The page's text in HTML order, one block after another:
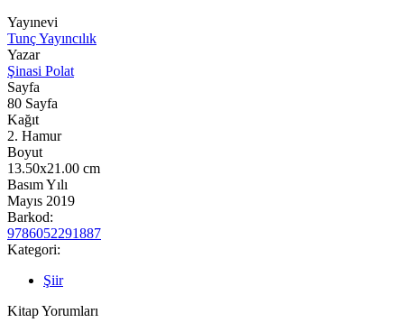
Yayınevi
Tunç Yayıncılık
Yazar
Şinasi Polat
Sayfa
80 Sayfa
Kağıt
2. Hamur
Boyut
13.50x21.00 cm
Basım Yılı
Mayıs 2019
Barkod:
9786052291887
Kategori:
Şiir
Kitap Yorumları